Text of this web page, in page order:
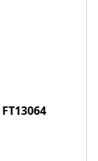
FT13064